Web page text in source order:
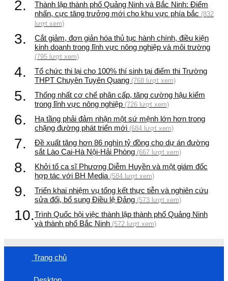
2.
Thành lập thành phố Quảng Ninh và Bắc Ninh: Điểm
nhấn, cực tăng trưởng mới cho khu vực phía bắc (832
lượt xem)
3.
Cắt giảm, đơn giản hóa thủ tục hành chính, điều kiện
kinh doanh trong lĩnh vực nông nghiệp và môi trường
(795 lượt xem)
4.
Tổ chức thi lại cho 100% thí sinh tại điểm thi Trường
THPT Chuyên Tuyên Quang (768 lượt xem)
5.
Thống nhất cơ chế phân cấp, tăng cường hậu kiểm
trong lĩnh vực nông nghiệp (726 lượt xem)
6.
Hạ tầng phải đảm nhận một sứ mệnh lớn hơn trong
chặng đường phát triển mới (684 lượt xem)
7.
Đề xuất tăng hơn 86 nghìn tỷ đồng cho dự án đường
sắt Lào Cai-Hà Nội-Hải Phòng (667 lượt xem)
8.
Khởi tố ca sĩ Phương Diễm Huyền và một giám đốc
hợp tác với BH Media (584 lượt xem)
9.
Triển khai nhiệm vụ tổng kết thực tiễn và nghiên cứu
sửa đổi, bổ sung Điều lệ Đảng (573 lượt xem)
10.Trình Quốc hội việc thành lập thành phố Quảng Ninh
và thành phố Bắc Ninh (572 lượt xem)
Trang chủ